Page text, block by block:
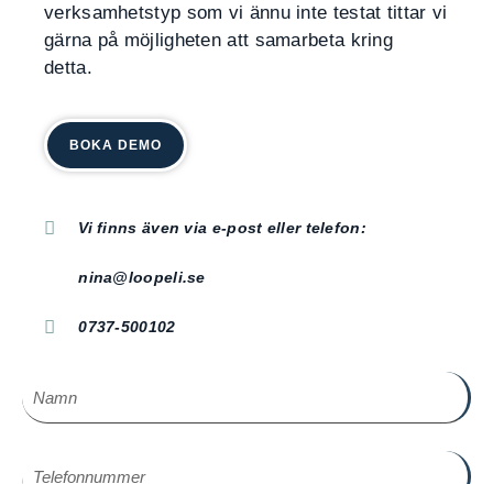
verksamhetstyp som vi ännu inte testat tittar vi
gärna på möjligheten att samarbeta kring
detta.
BOKA DEMO
Vi finns även via e-post eller telefon:
nina@loopeli.se
0737-500102